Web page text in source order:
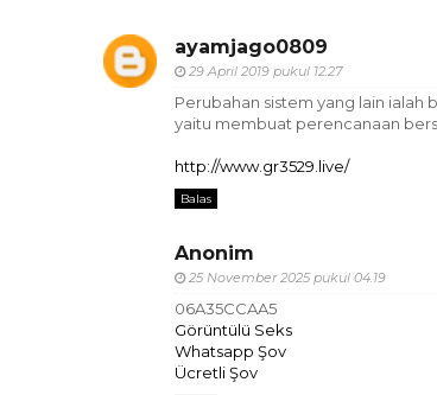
ayamjago0809
29 April 2019 pukul 12.27
Perubahan sistem yang lain ialah
yaitu membuat perencanaan
http://www.gr3529.live/
Balas
Anonim
25 November 2025 pukul 04.19
06A35CCAA5
Görüntülü Seks
Whatsapp Şov
Ücretli Şov